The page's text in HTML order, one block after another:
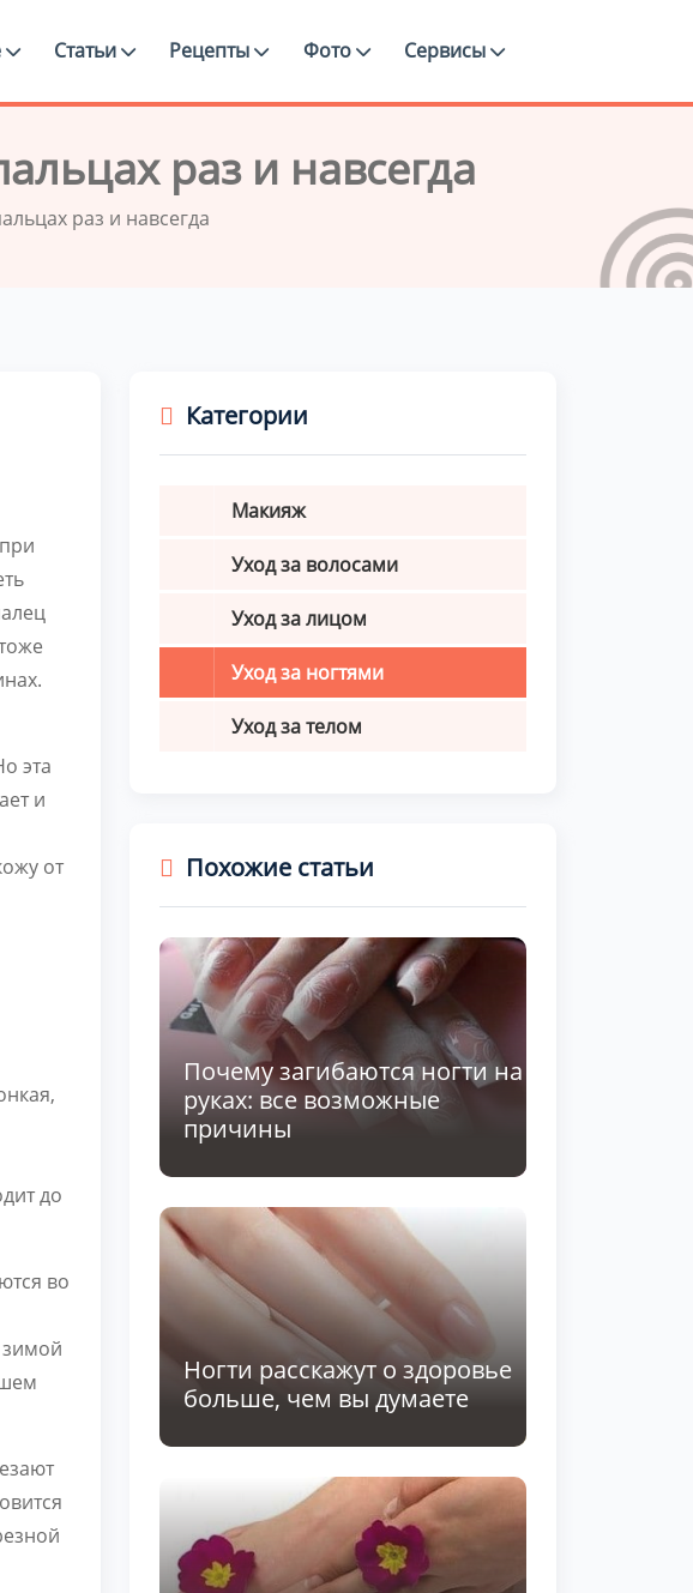
Статьи Рецепты Фото Сервисы
раз и навсегда
раз и навсегда
эта
и
от
до
во
зимой
Категории
Макияж
Уход за волосами
Уход за лицом
Уход за ногтями
Уход за телом
Похожие статьи
Почему загибаются ногти на
руках: все возможные
причины
Ногти расскажут о здоровье
больше, чем вы думаете